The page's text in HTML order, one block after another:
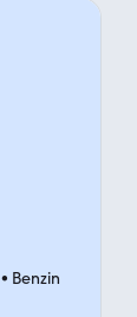
• Benzin